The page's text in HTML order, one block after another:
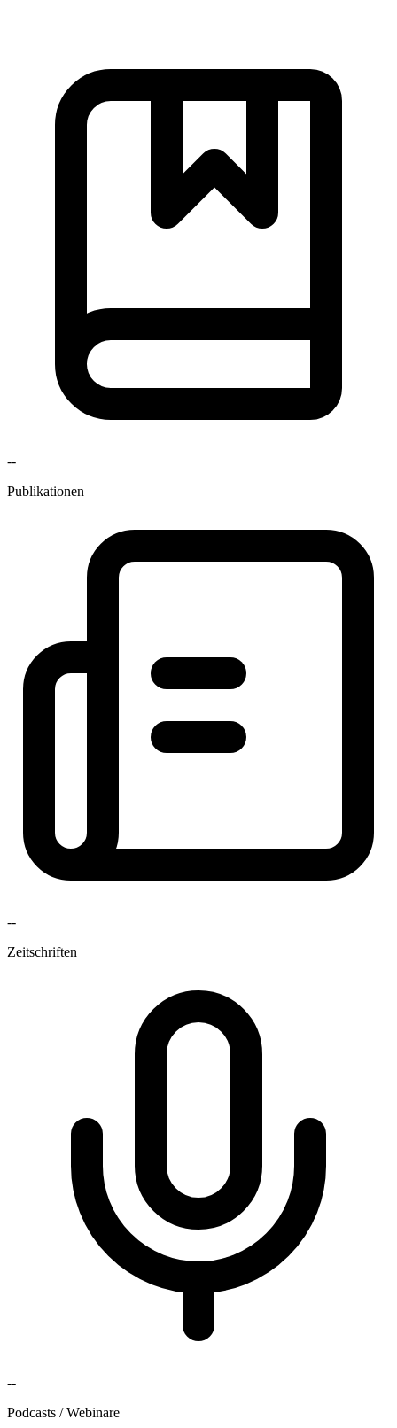
--
Publikationen
--
Zeitschriften
--
Podcasts / Webinare